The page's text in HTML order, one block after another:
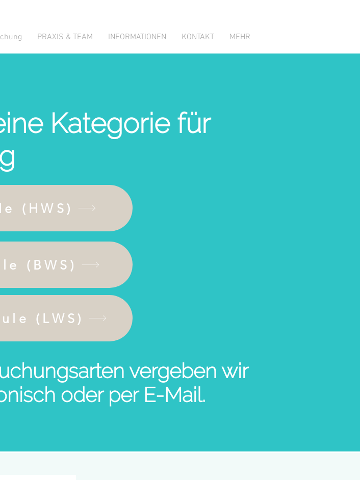
PRAXIS & TEAM INFORMATIONEN KONTAKT MEHR
Kategorie für
(HWS)
(BWS)
(LWS)
vergeben wir
oder per E-Mail.